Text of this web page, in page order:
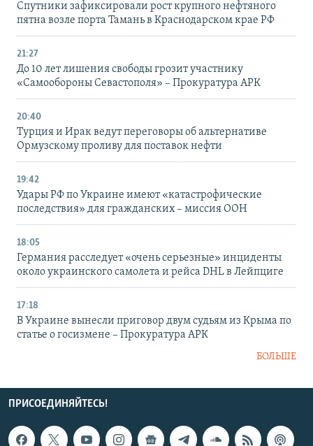
Спутники зафиксировали рост крупного нефтяного
пятна возле порта Тамань в Краснодарском крае РФ
21:27
До 10 лет лишения свободы грозит участнику
«Самообороны Севастополя» – Прокуратура АРК
20:40
Турция и Ирак ведут переговоры об альтернативе
Ормузскому проливу для поставок нефти
19:42
Удары РФ по Украине имеют «катастрофические
последствия» для гражданских – миссия ООН
18:05
Германия расследует «очень серьезные» инциденты
около украинского самолета и рейса DHL в Лейпциге
17:18
В Украине вынесли приговор двум судьям из Крыма по
статье о госизмене – Прокуратура АРК
БОЛЬШЕ
ПРИСОЕДИНЯЙТЕСЬ!